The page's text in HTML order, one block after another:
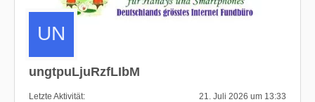
ungtpuLjuRzfLIbM
Letzte Aktivität 21. Juli 2026 um 13:33